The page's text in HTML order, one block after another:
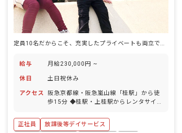
定員10名だからこそ、充実したプライベートも両立できます。
給与 月給230,000円 ~
休日 土日祝休み
アクセス
阪急京都線・阪急嵐山線「桂駅」から徒
歩15分 ◆桂駅・上桂駅からレンタサイ
バスあり！／車で約20分 ◆マイカー・
バイク・自転車通勤OK！駐車場、駐輪場
正社員
放課後等デイサービス